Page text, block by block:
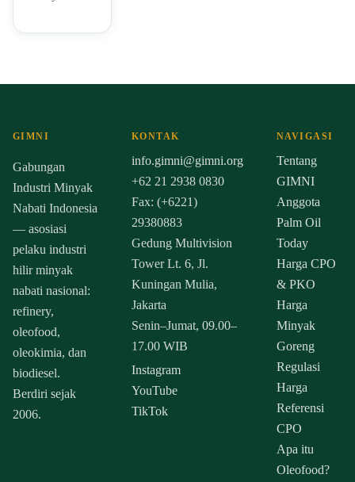
GIMNI
Gabungan
Industri Minyak
Nabati Indonesia
— asosiasi
pelaku industri
hilir minyak
nabati nasional:
refinery,
oleofood,
oleokimia, dan
biodiesel.
Berdiri sejak
2006.
KONTAK
info.gimni@gimni.org
+62 21 2938 0830
Fax: (+6221)
29380883
Gedung Multivision
Tower Lt. 6, Jl.
Kuningan Mulia,
Jakarta
Senin–Jumat, 09.00–
17.00 WIB
Instagram
YouTube
TikTok
NAVIGASI
Tentang
GIMNI
Anggota
Palm Oil
Today
Harga CPO
& PKO
Harga
Minyak
Goreng
Regulasi
Harga
Referensi
CPO
Apa itu
Oleofood?